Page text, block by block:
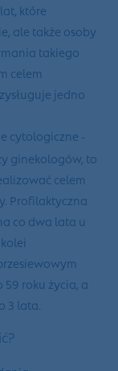
które
ale także osoby
takiego
celem
jedno
cytologiczne -
ginekologów, to
celem
Profilaktyczna
co dwa lata u
roku życia, a
3 lata.